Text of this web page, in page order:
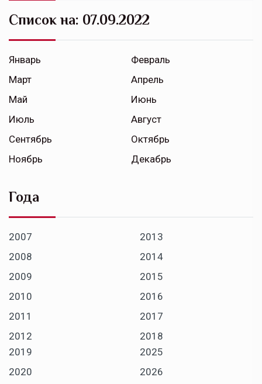
Список на: 07.09.2022
Январь
Февраль
Март
Апрель
Май
Июнь
Июль
Август
Сентябрь
Октябрь
Ноябрь
Декабрь
Года
2007
2008
2009
2010
2011
2012
2013
2014
2015
2016
2017
2018
2019
2020
2025
2026